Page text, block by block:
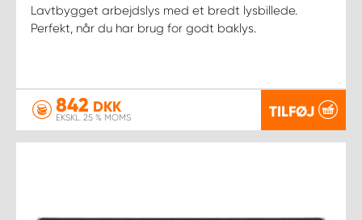
Lavtbygget arbejdslys med et bredt lysbillede.
Perfekt, når du har brug for godt baklys.
842 DKK
EKSKL. 25 % MOMS TILFØJ